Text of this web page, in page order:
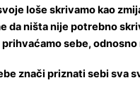
loše skrivamo kao
da ništa nije potrebno
sebe,
znači priznati sebi sva